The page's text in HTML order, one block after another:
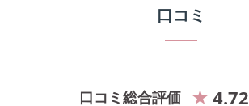
口コミ
口コミ総合評価 4.72